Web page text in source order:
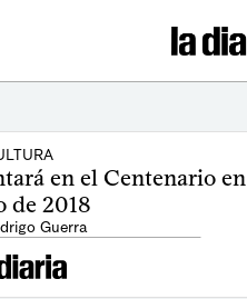
en el Centenario en
de 2018
Guerra